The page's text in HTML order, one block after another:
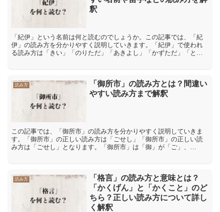
釈
「紀伊」という名前は何と読むのでしょうか。この記事では、「紀
伊」の読み方を分かりやすく説明していきます。「紀伊」で使われ
る読み方は「きい」「のりただ」「あきよし」「かずただ」「とし
読み方
「御所市」の読み方とは？間違い
やすい読み方まで解釈
この記事では、「御所市」の読み方を分かりやすく説明していきま
す。「御所市」の正しい読み方は「ごせし」「御所市」の正しい読
み方は「ごせし」となります。「御所市」は「御」が「ご」、
読み方
「格言」の読み方と意味とは？
「かくげん」と「かくこと」のど
ちら？正しい読み方について詳し
く解釈